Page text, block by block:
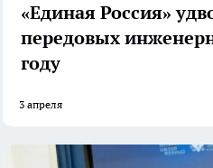
«Единая Россия»
передовых
году
3 апреля